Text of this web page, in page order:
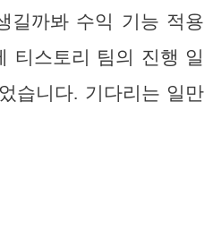
길까봐 수익 기능 적용
티스토리 팀의 진행 일
습니다. 기다리는 일만